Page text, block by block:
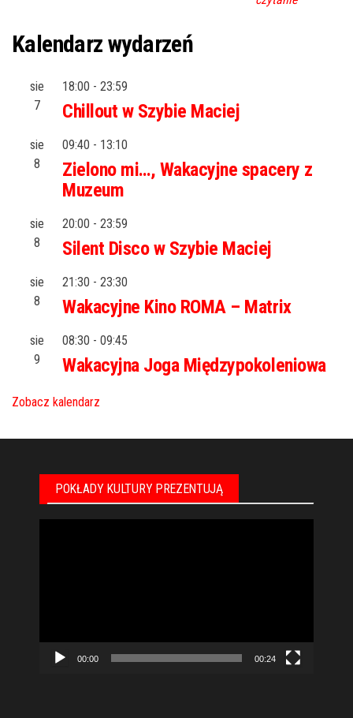
Kalendarz wydarzeń
sie
7
18:00 - 23:59
Chillout w Szybie Maciej
sie
8
09:40 - 13:10
Zielono mi…, Wakacyjne spacery z
Muzeum
sie
8
20:00 - 23:59
Silent Disco w Szybie Maciej
sie
8
21:30 - 23:30
Wakacyjne Kino ROMA – Matrix
sie
9
08:30 - 09:45
Wakacyjna Joga Międzypokoleniowa
Zobacz kalendarz
POKŁADY KULTURY PREZENTUJĄ
00:00 00:24